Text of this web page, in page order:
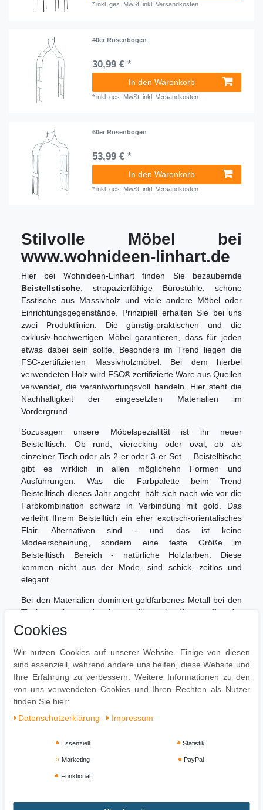
*inkl. ges. MwSt. inkl.Versandkosten
40er Rosenbogen
30,99 € *
In den Warenkorb
*inkl. ges. MwSt. inkl.Versandkosten
60er Rosenbogen
53,99 € *
In den Warenkorb
*inkl. ges. MwSt. inkl.Versandkosten
Stilvolle Möbel bei
www.wohnideen-linhart.de
Hier bei Wohnideen-Linhart finden Sie bezaubernde
Beistellstische , strapazierfähige Bürostühle, schöne
Esstische aus Massivholz und viele andere Möbel oder
Einrichtungsgegenstände. Prinzipiell erhalten Sie bei uns
zwei Produktlinien. Die günstig-praktischen und die
exklusiv-hochwertigen Möbel garantieren, dass für jeden
etwas dabei sein sollte. Besonders im Trend liegen die
FSC-zertifizierten Massivholzmöbel. Bei dem hierbei
verwendeten Holz wird FSC® zertifizierte Ware aus Quellen
verwendet, die verantwortungsvoll handeln. Hier steht die
Nachhaltigkeit der eingesetzten Materialien im
Vordergrund.
Sozusagen unsere Möbelspezialität ist ihr neuer
Beistelltisch. Ob rund, vierecking oder oval, ob als
einzelner Tisch oder als 2-er oder 3-er Set ... Beistelltische
gibt es wirklich in allen möglichehn Formen und
Ausführungen. Was die Farbpalette beim Trend
Beistelltisch dieses Jahr angeht, hält sich nach wie vor die
Farbkombination schwarz in Verbindung mit gold. Das
verleiht Ihrem Beistelltich ein eher exotisch-orientalisches
Flair. Alternativen sind - und das ist keine
Modeerscheinung, sondern eine feste Größe im
Beistelltisch Bereich - natürliche Holzfarben. Diese
kommen nicht aus der Mode, sind schick, zeitlos und
elegant.
Bei den Materialien dominiert goldfarbenes Metall bei den
Tischgestellen und schwarz-glänzende Kunststoff- oder
Glastischplatten. Auch beim Material werden bei den
günstigeren Beistelltischen MDF und Spanplatte
verwendet. Nicht aus der Ruhe zu bringen ist aber auch bei
den Materialien das Massivholz. Ob jetzt Akazienholz,
Sheesham oder moderne Mangohölzer - der Holz
Beistelltisch wird wahrscheinlich noch in vielen Jahren
seinen festen Platz in allen Bereichen des Interieur Möbels
Wohnideen-Linhart.de - ihr online
Möbelfachmann - nicht nur, wenn es
Cookies
Wir nutzen Cookies auf unserer Website. Einige von diesen
sind essenziell, während andere uns helfen, diese Website und
Ihre Erfahrung zu verbessern. Weitere Informationen zu den
von uns verwendeten Cookies und Ihren Rechten als Nutzer
finden Sie hier:
Daten­schutz­erklärung
Impressum
Essenziell Statistik
Marketing PayPal
Funktional